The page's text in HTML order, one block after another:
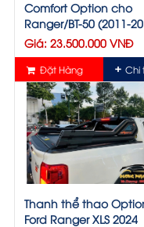
Comfort Option cho
Ranger/BT-50 (2011-
Giá: 23.500.000 VNĐ
Đặt Hàng Chi
Thanh thể thao
Ford Ranger XLS 2024